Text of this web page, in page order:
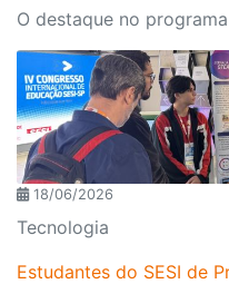
18/06/2026
Tecnologia
Estudantes do SESI de